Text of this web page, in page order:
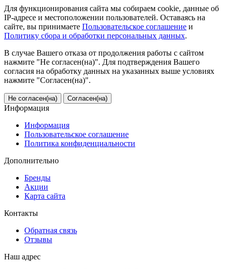
Для функционирования сайта мы собираем cookie, данные об
IP-адресе и местоположении пользователей. Оставаясь на
сайте, вы принимаете Пользовательское соглашение и
Политику сбора и обработки персональных данных.
В случае Вашего отказа от продолжения работы с сайтом
нажмите "Не согласен(на)". Для подтверждения Вашего
согласия на обработку данных на указанных выше условиях
нажмите "Согласен(на)".
Не согласен(на) Согласен(на)
Информация
Информация
Пользовательское соглашение
Политика конфиденциальности
Дополнительно
Бренды
Акции
Карта сайта
Контакты
Обратная связь
Отзывы
Наш адрес